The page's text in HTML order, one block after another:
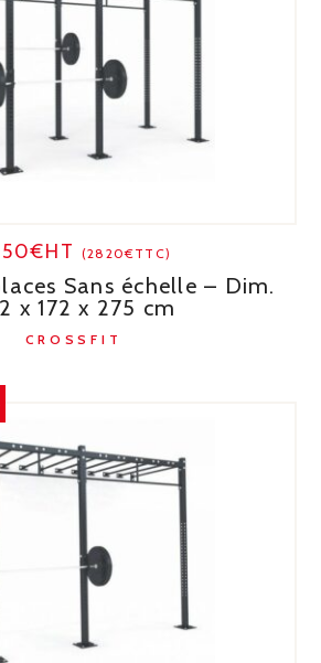
(2820€TTC)
Sans échelle – Dim.
x 172 x 275 cm
CROSSFIT